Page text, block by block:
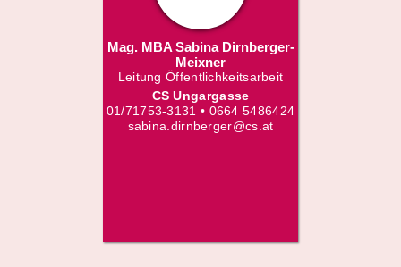
Mag. MBA Sabina Dirnberger-
Meixner
Leitung Öffentlichkeitsarbeit
CS Ungargasse
01/71753-3131 • 0664 5486424
sabina.dirnberger@cs.at